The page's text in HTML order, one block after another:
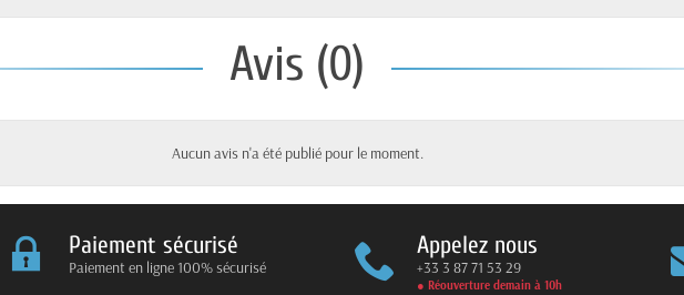
Avis (0)
Aucun avis n'a été publié pour le moment.
Paiement sécurisé
Paiement en ligne 100% sécurisé
Appelez nous
+33 3 87 71 53 29
● Réouverture demain à 10h